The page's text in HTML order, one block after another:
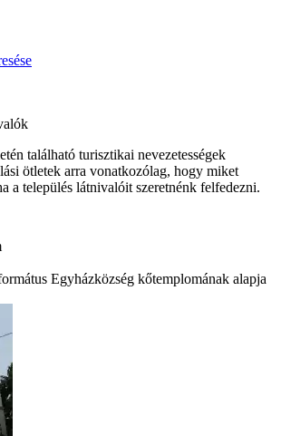
található turisztikai nevezetességek
ötletek arra vonatkozólag, hogy miket
a település látnivalóit szeretnénk felfedezni.
Egyházközség kőtemplomának alapja